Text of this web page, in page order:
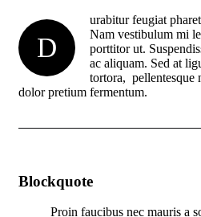
D
urabitur feugiat
Nam vestibulum mi
porttitor ut.
ac aliquam. Sed at
tortora, pellentesque
dolor pretium fermentum.
Blockquote
Proin faucibus nec mauris a